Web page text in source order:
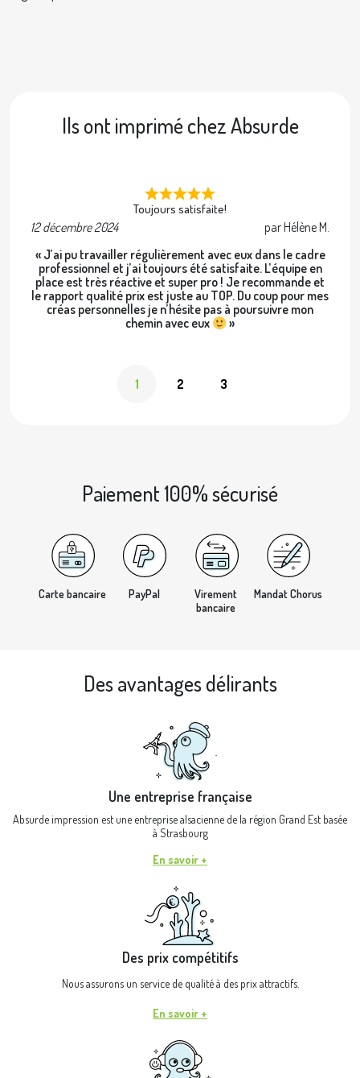
Ils ont imprimé chez Absurde
Toujours satisfaite!
12 décembre 2024
par Hélène M.
« J’ai pu travailler régulièrement avec eux dans le cadre
professionnel et j’ai toujours été satisfaite. L’équipe en
place est très réactive et super pro ! Je recommande et
le rapport qualité prix est juste au TOP. Du coup pour mes
créas personnelles je n’hésite pas à poursuivre mon
chemin avec eux
»
1 2 3
Paiement 100% sécurisé
Carte bancaire PayPal
Virement
bancaire
Mandat Chorus
Des avantages délirants
Une entreprise française
Absurde impression est une entreprise alsacienne de la région Grand Est basée
à Strasbourg
En savoir +
Des prix compétitifs
Nous assurons un service de qualité à des prix attractifs.
En savoir +